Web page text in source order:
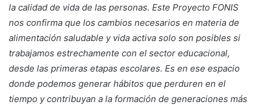
la calidad de vida de las personas. Este Proyecto FONIS
nos confirma que los cambios necesarios en materia de
alimentación saludable y vida activa solo son posibles si
trabajamos estrechamente con el sector educacional,
desde las primeras etapas escolares. Es en ese espacio
donde podemos generar hábitos que perduren en el
tiempo y contribuyan a la formación de generaciones más